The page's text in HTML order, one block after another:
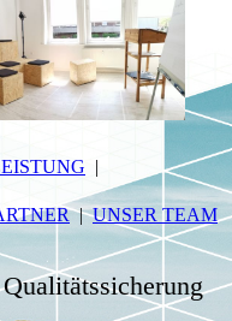
UNSER TEAM